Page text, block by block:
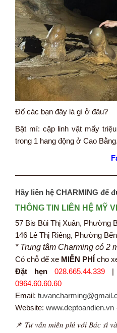
Đố các bạn đây là gì ở đâu?
Bật mí: cặp linh vật mấy
trong 1 hang động ở Cao Bằng.
Hãy liên hệ CHARMING để
THÔNG TIN LIÊN HỆ MỸ
57 Bis Bùi Thị Xuân, Phường
146 Lê Thị Riêng, Phường
* Trung tâm Charming có 2
Có chỗ để xe MIỄN PHÍ cho
Đặt hẹn
028.665.44.339 |
0964.60.60.60
Email:
Website: www.deptoandien.vn
📌 𝑇𝑢̛ 𝑣𝑎̂́𝑛 𝑚𝑖𝑒̂̃𝑛 𝑝ℎ𝑖́ 𝑣𝑜̛́𝑖 𝐵𝑎́𝑐 𝑠𝑖̃